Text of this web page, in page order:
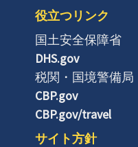
役立つリンク
国土安全保障省
DHS.gov
税関・国境警備局
CBP.gov
CBP.gov/travel
サイト方針